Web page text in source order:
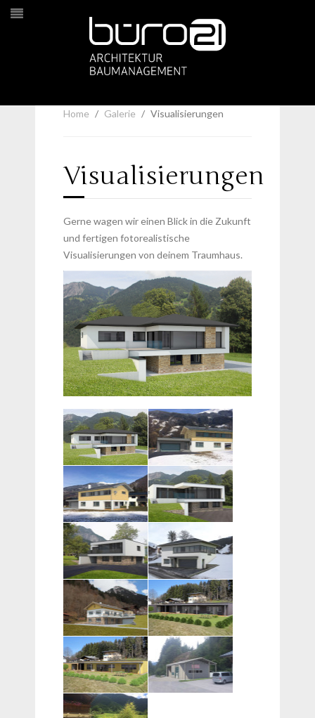
Home Galerie Visualisierungen
Visualisierungen
Gerne wagen wir einen Blick in die Zukunft
und fertigen fotorealistische
Visualisierungen von deinem Traumhaus.